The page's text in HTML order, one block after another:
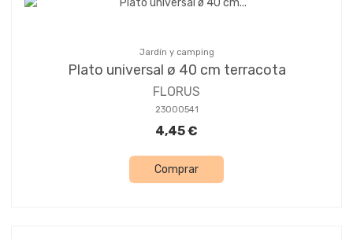
Jardín y camping
Plato universal ø 40 cm terracota
FLORUS
23000541
4,45 €
Comprar